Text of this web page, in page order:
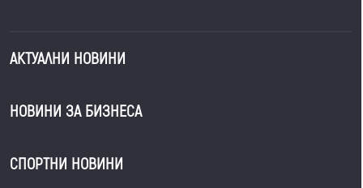
АКТУАЛНИ НОВИНИ
НОВИНИ ЗА БИЗНЕСА
СПОРТНИ НОВИНИ